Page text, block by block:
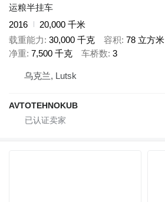
运粮半挂车
2016
20,000 千米
载重能力 30,000 千克 容积 78 立方米
净重 7,500 千克 车桥数 3
乌克兰, Lutsk
AVTOTEHNOKUB